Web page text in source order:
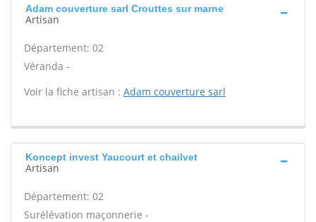
Adam couverture sarl Crouttes sur marne
Artisan
Département: 02
Véranda -
Voir la fiche artisan : Adam couverture sarl
Koncept invest Yaucourt et chailvet
Artisan
Département: 02
Surélévation maçonnerie -